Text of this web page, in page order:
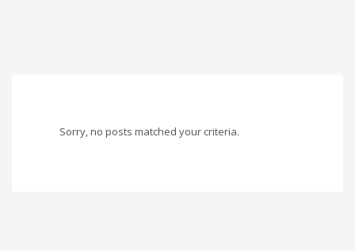
Sorry, no posts matched your criteria.